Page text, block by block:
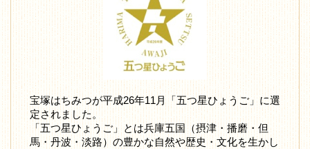
宝塚はちみつが平成26年11月「五つ星ひょうご」に選
定されました。
「五つ星ひょうご」とは兵庫五国（摂津・播磨・但
馬・丹波・淡路）の豊かな自然や歴史・文化を生かし